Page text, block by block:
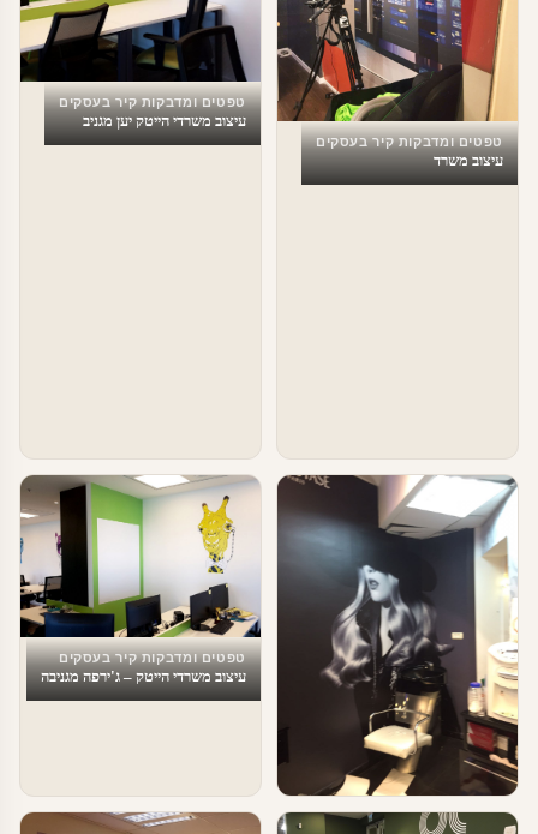
טפטים ומדבקות קיר בעסקים
עיצוב משרד
טפטים ומדבקות קיר בעסקים
עיצוב משרדי הייטק יען מגניב
טפטים ומדבקות קיר בעסקים
טפטים ומדבקות קיר בעסקים
עיצוב משרדי הייטק – ג'ירפה מגניבה